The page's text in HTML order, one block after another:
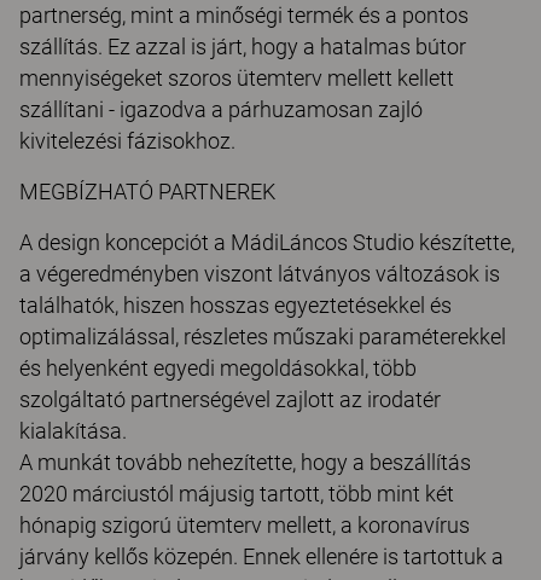
partnerség, mint a minőségi termék és a pontos
szállítás. Ez azzal is járt, hogy a hatalmas bútor
mennyiségeket szoros ütemterv mellett kellett
szállítani - igazodva a párhuzamosan zajló
kivitelezési fázisokhoz.
MEGBÍZHATÓ PARTNEREK
A design koncepciót a MádiLáncos Studio készítette,
a végeredményben viszont látványos változások is
találhatók, hiszen hosszas egyeztetésekkel és
optimalizálással, részletes műszaki paraméterekkel
és helyenként egyedi megoldásokkal, több
szolgáltató partnerségével zajlott az irodatér
kialakítása.
A munkát tovább nehezítette, hogy a beszállítás
2020 márciustól májusig tartott, több mint két
hónapig szigorú ütemterv mellett, a koronavírus
járvány kellős közepén. Ennek ellenére is tartottuk a